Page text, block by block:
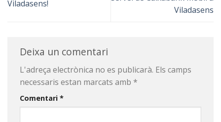
Viladasens!
Viladasens
Deixa un comentari
L'adreça electrònica no es publicarà. Els camps
necessaris estan marcats amb *
Comentari *